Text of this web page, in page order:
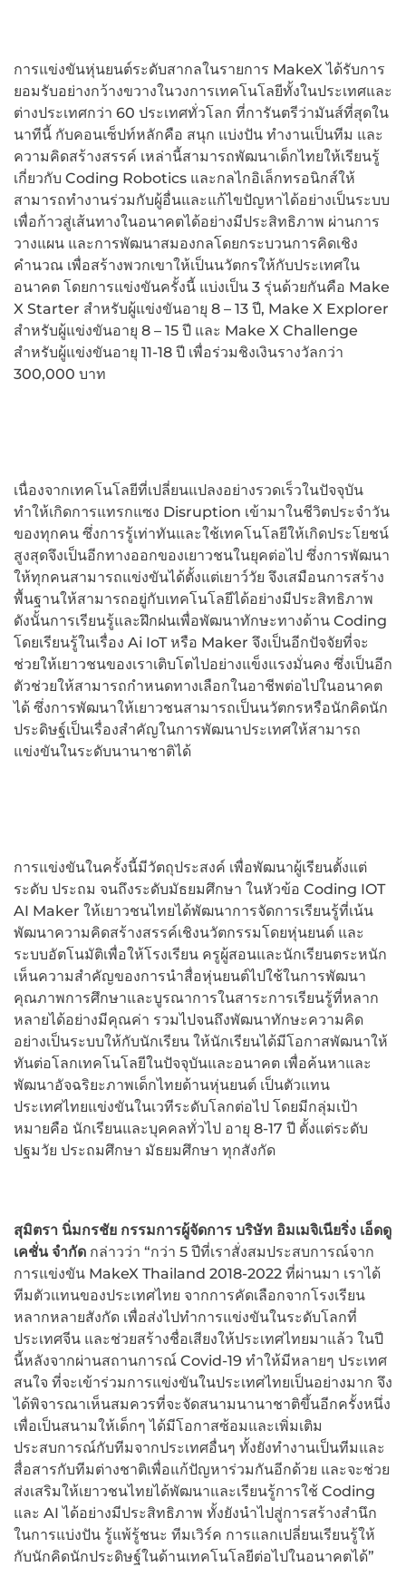
การแข่งขันหุ่นยนต์ระดับสากลในรายการ MakeX ได้รับการ
ยอมรับอย่างกว้างขวางในวงการเทคโนโลยีทั้งในประเทศและ
ต่างประเทศกว่า 60 ประเทศทั่วโลก ที่การันตรีว่ามันส์ที่สุดใน
นาทีนี้ กับคอนเซ็ปท์หลักคือ สนุก แบ่งปัน ทำงานเป็นทีม และ
ความคิดสร้างสรรค์ เหล่านี้สามารถพัฒนาเด็กไทยให้เรียนรู้
เกี่ยวกับ Coding Robotics และกลไกอิเล็กทรอนิกส์ให้
สามารถทำงานร่วมกับผู้อื่นและแก้ไขปัญหาได้อย่างเป็นระบบ
เพื่อก้าวสู่เส้นทางในอนาคตได้อย่างมีประสิทธิภาพ ผ่านการ
วางแผน และการพัฒนาสมองกลโดยกระบวนการคิดเชิง
คำนวณ เพื่อสร้างพวกเขาให้เป็นนวัตกรให้กับประเทศใน
อนาคต โดยการแข่งขันครั้งนี้ แบ่งเป็น 3 รุ่นด้วยกันคือ Make
X Starter สำหรับผู้แข่งขันอายุ 8 – 13 ปี, Make X Explorer
สำหรับผู้แข่งขันอายุ 8 – 15 ปี และ Make X Challenge
สำหรับผู้แข่งขันอายุ 11-18 ปี เพื่อร่วมชิงเงินรางวัลกว่า
300,000 บาท
เนื่องจากเทคโนโลยีที่เปลี่ยนแปลงอย่างรวดเร็วในปัจจุบัน
ทำให้เกิดการแทรกแซง Disruption เข้ามาในชีวิตประจำวัน
ของทุกคน ซึ่งการรู้เท่าทันและใช้เทคโนโลยีให้เกิดประโยชน์
สูงสุดจึงเป็นอีกทางออกของเยาวชนในยุคต่อไป ซึ่งการพัฒนา
ให้ทุกคนสามารถแข่งขันได้ตั้งแต่เยาว์วัย จึงเสมือนการสร้าง
พื้นฐานให้สามารถอยู่กับเทคโนโลยีได้อย่างมีประสิทธิภาพ
ดังนั้นการเรียนรู้และฝึกฝนเพื่อพัฒนาทักษะทางด้าน Coding
โดยเรียนรู้ในเรื่อง Ai IoT หรือ Maker จึงเป็นอีกปัจจัยที่จะ
ช่วยให้เยาวชนของเราเติบโตไปอย่างแข็งแรงมั่นคง ซึ่งเป็นอีก
ตัวช่วยให้สามารถกำหนดทางเลือกในอาชีพต่อไปในอนาคต
ได้ ซึ่งการพัฒนาให้เยาวชนสามารถเป็นนวัตกรหรือนักคิดนัก
ประดิษฐ์เป็นเรื่องสำคัญในการพัฒนาประเทศให้สามารถ
แข่งขันในระดับนานาชาติได้
การแข่งขันในครั้งนี้มีวัตถุประสงค์ เพื่อพัฒนาผู้เรียนตั้งแต่
ระดับ ประถม จนถึงระดับมัธยมศึกษา ในหัวข้อ Coding IOT
AI Maker ให้เยาวชนไทยได้พัฒนาการจัดการเรียนรู้ที่เน้น
พัฒนาความคิดสร้างสรรค์เชิงนวัตกรรมโดยหุ่นยนต์ และ
ระบบอัตโนมัติเพื่อให้โรงเรียน ครูผู้สอนและนักเรียนตระหนัก
เห็นความสำคัญของการนำสื่อหุ่นยนต์ไปใช้ในการพัฒนา
คุณภาพการศึกษาและบูรณาการในสาระการเรียนรู้ที่หลาก
หลายได้อย่างมีคุณค่า รวมไปจนถึงพัฒนาทักษะความคิด
อย่างเป็นระบบให้กับนักเรียน ให้นักเรียนได้มีโอกาสพัฒนาให้
ทันต่อโลกเทคโนโลยีในปัจจุบันและอนาคต เพื่อค้นหาและ
พัฒนาอัจฉริยะภาพเด็กไทยด้านหุ่นยนต์ เป็นตัวแทน
ประเทศไทยแข่งขันในเวทีระดับโลกต่อไป โดยมีกลุ่มเป้า
หมายคือ นักเรียนและบุคคลทั่วไป อายุ 8-17 ปี ตั้งแต่ระดับ
ปฐมวัย ประถมศึกษา มัธยมศึกษา ทุกสังกัด
สุมิตรา นิ่มกรชัย กรรมการผู้จัดการ บริษัท อิมเมจิเนียริ่ง เอ็ดดู
เคชั่น จำกัด กล่าวว่า “กว่า 5 ปีที่เราสั่งสมประสบการณ์จาก
การแข่งขัน MakeX Thailand 2018-2022 ที่ผ่านมา เราได้
ทีมตัวแทนของประเทศไทย จากการคัดเลือกจากโรงเรียน
หลากหลายสังกัด เพื่อส่งไปทำการแข่งขันในระดับโลกที่
ประเทศจีน และช่วยสร้างชื่อเสียงให้ประเทศไทยมาแล้ว ในปี
นี้หลังจากผ่านสถานการณ์ Covid-19 ทำให้มีหลายๆ ประเทศ
สนใจ ที่จะเข้าร่วมการแข่งขันในประเทศไทยเป็นอย่างมาก จึง
ได้พิจารณาเห็นสมควรที่จะจัดสนามนานาชาติขึ้นอีกครั้งหนึ่ง
เพื่อเป็นสนามให้เด็กๆ ได้มีโอกาสซ้อมและเพิ่มเติม
ประสบการณ์กับทีมจากประเทศอื่นๆ ทั้งยังทำงานเป็นทีมและ
สื่อสารกับทีมต่างชาติเพื่อแก้ปัญหาร่วมกันอีกด้วย และจะช่วย
ส่งเสริมให้เยาวชนไทยได้พัฒนาและเรียนรู้การใช้ Coding
และ AI ได้อย่างมีประสิทธิภาพ ทั้งยังนำไปสู่การสร้างสำนึก
ในการแบ่งปัน รู้แพ้รู้ชนะ ทีมเวิร์ค การแลกเปลี่ยนเรียนรู้ให้
กับนักคิดนักประดิษฐ์ในด้านเทคโนโลยีต่อไปในอนาคตได้”